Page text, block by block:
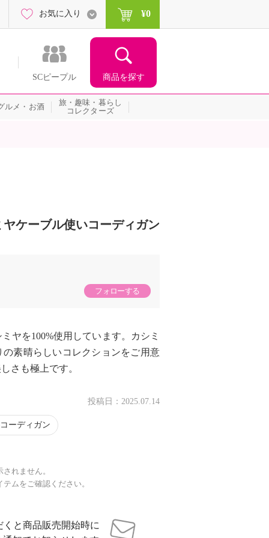
SCピープル 商品を探す
お気に入り ¥0
ルメ・お酒
旅・趣味・暮らし
コレクターズ
ケーブル使いコーディガン
フォローする
ヤを100%使用しています。カシミ
素晴らしいコレクションをご用意
さも極上です。
投稿日： 2025.07.14
コーディガン
れません。
ムをご確認ください。
くと商品販売開始時に